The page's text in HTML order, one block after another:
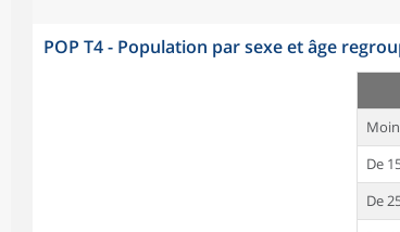
POP T4 - Population par sexe et âge
De
De